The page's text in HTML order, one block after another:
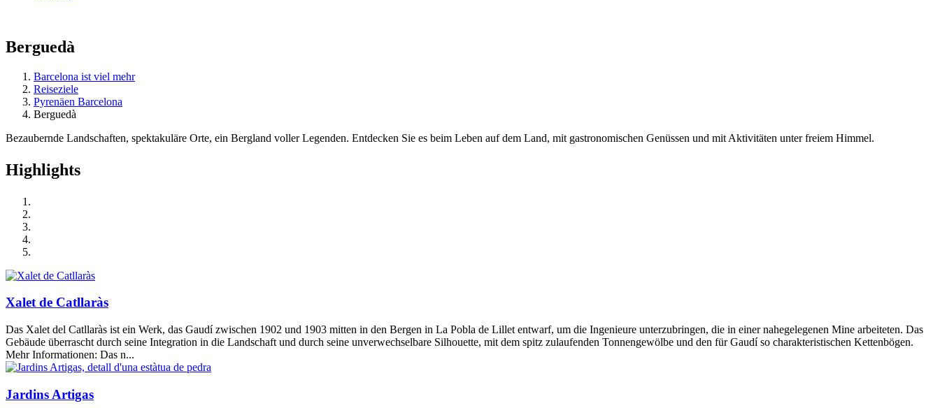
Berguedà
Barcelona ist viel mehr
Reiseziele
Pyrenäen Barcelona
Berguedà
Bezaubernde Landschaften, spektakuläre Orte, ein Bergland voller Legenden. Entdecken Sie es beim Leben auf dem Land, mit gastronomischen Genüssen und mit Aktivitäten unter freiem Himmel.
Highlights
Xalet de Catllaràs
Das Xalet del Catllaràs ist ein Werk, das Gaudí zwischen 1902 und 1903 mitten in den Bergen in La Pobla de Lillet entwarf, um die Ingenieure unterzubringen, die in einer nahegelegenen Mine arbeiteten. Das
Gebäude überrascht durch seine Integration in die Landschaft und durch seine unverwechselbare Silhouette, mit dem spitz zulaufenden Tonnengewölbe und den für Gaudí so charakteristischen Kettenbögen.
Mehr Informationen: Das n...
Jardins Artigas